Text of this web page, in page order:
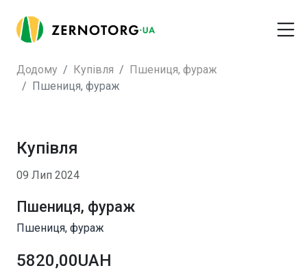
Додому Купівля
Пшениця, фураж
Пшениця, фураж
Купівля
09 Лип 2024
Пшениця, фураж
Пшениця, фураж
5820,00UAH